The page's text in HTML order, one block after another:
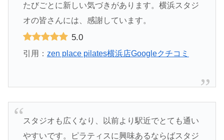
たびごとに新しい気づきがあります。横浜スタジ
オの皆さんには、感謝しています。
5.0
引用： zen place pilates横浜店Googleクチコミ
スタジオも広くなり、以前より駅近でとても通い
やすいです。ピラティスに興味あるならばスタジ